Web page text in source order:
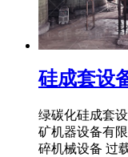
硅成套设
绿碳化硅成套
矿机器设备有
碎机械设备 过